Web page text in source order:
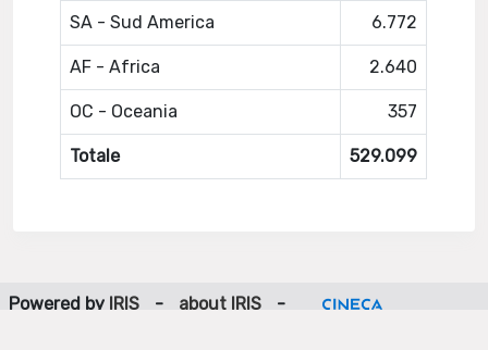
SA - Sud America 6.772
AF - Africa 2.640
OC - Oceania 357
Totale 529.099
Powered by IRIS - about IRIS
-